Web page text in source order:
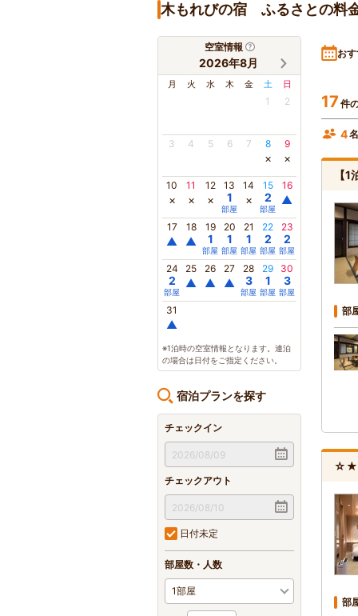
木もれびの宿 ふるさとの料
空室情報
2026年8月
月 火 水 木 金 土 日
1 2
3 4 5 6 7 8
×
9
×
10
×
11
×
12
×
13
1
部屋
14
×
15
2
部屋
16
▲
17
▲
18
▲
19
1
部屋
20
1
部屋
21
1
部屋
22
2
部屋
23
2
部屋
24
2
部屋
25
▲
26
▲
27
▲
28
3
部屋
29
1
部屋
30
3
部屋
31
▲
※1泊時の空室情報となります。連泊
の場合は日付をご指定ください。
宿泊プランを探す
チェックイン
チェックアウト
日付未定
部屋数・人数
お
17 件
4
【
部
☆★
部